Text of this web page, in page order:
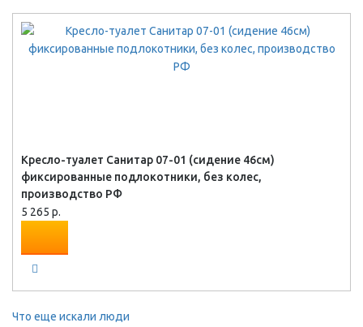
Кресло-туалет Санитар 07-01 (сидение 46см)
фиксированные подлокотники, без колес,
производство РФ
5 265 р.
Что еще искали люди